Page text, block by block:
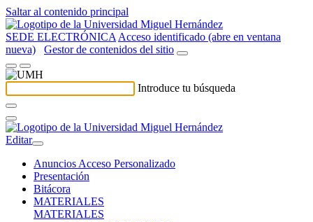
Saltar al contenido principal
SEDE ELECTRÓNICA Acceso identificado (abre en ventana
nueva)
Gestor de contenidos del sitio
Introduce tu búsqueda
Editar
Anuncios Acceso Personalizado
Presentación
Bitácora
MATERIALES
MATERIALES